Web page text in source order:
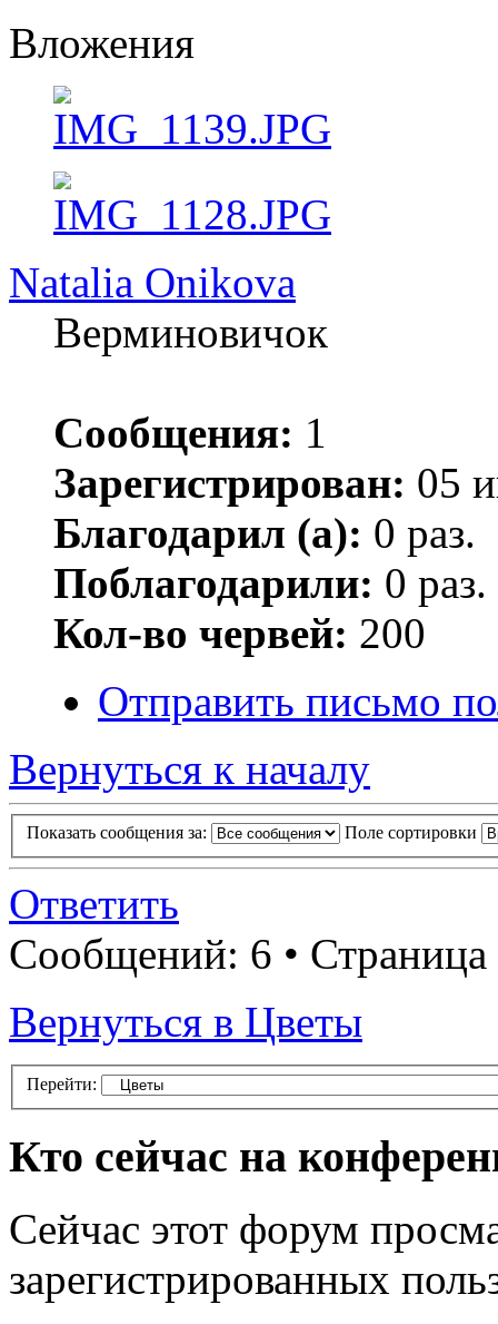
Вложения
Natalia Onikova
Верминовичок
Сообщения: 1
Зарегистрирован: 05
Благодарил (а): 0 раз.
Поблагодарили: 0 раз.
Кол-во червей: 200
Отправить письмо
Вернуться к началу
Показать сообщения за: Поле сортировки
Ответить
Сообщений: 6 • Страница
Вернуться в Цветы
Перейти:
Кто сейчас на
Сейчас этот форум
зарегистрированных